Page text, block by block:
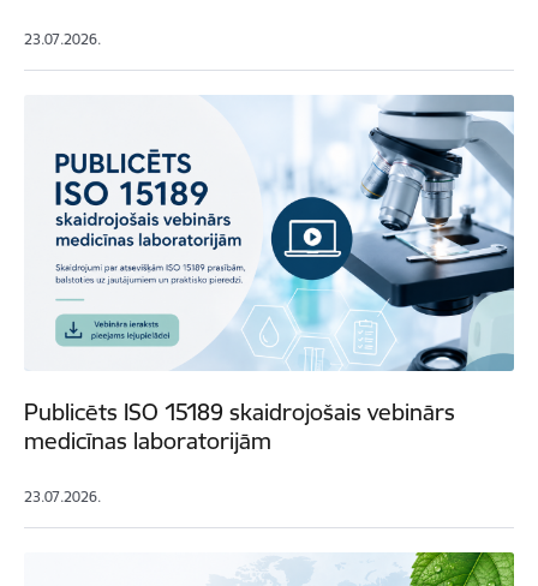
23.07.2026.
Publicēts ISO 15189 skaidrojošais vebinārs
medicīnas laboratorijām
23.07.2026.